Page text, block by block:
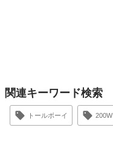
関連キーワード検索
トールボーイ 200W